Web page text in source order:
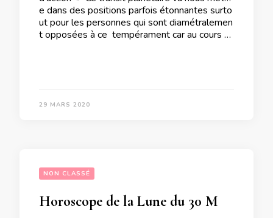
e dans des positions parfois étonnantes surto
ut pour les personnes qui sont diamétralemen
t opposées à ce tempérament car au cours …
29 MARS 2020
NON CLASSÉ